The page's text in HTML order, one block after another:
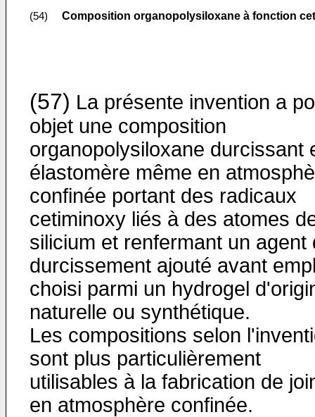
(54) Composition organopolysiloxane à fonction
(57) La présente invention a
objet une composition
organopolysiloxane durcissant
élastomère même en
confinée portant des radicaux
cetiminoxy liés à des atomes
silicium et renfermant un agent
durcissement ajouté avant
choisi parmi un hydrogel
naturelle ou synthétique.
Les compositions selon
sont plus particulièrement
utilisables à la fabrication de
en atmosphère confinée.